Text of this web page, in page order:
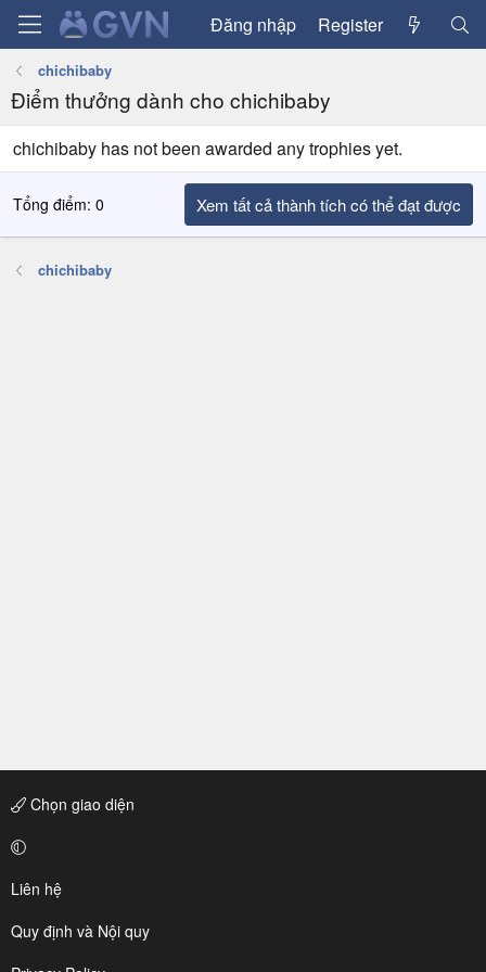
Đăng nhập Register
chichibaby
Điểm thưởng dành cho chichibaby
chichibaby has not been awarded any trophies yet.
Tổng điểm: 0 Xem tất cả thành tích có thể đạt được
chichibaby
Chọn giao diện
Liên hệ
Quy định và Nội quy